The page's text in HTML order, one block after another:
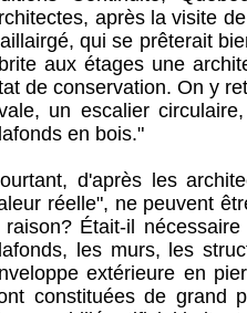
après la visite
qui se prêterait
aux étages une
de conservation. On y
un escalier
en bois."
d'après les
réelle", ne peuvent
raison? Était-il
les murs, les
extérieure en
constituées de grand